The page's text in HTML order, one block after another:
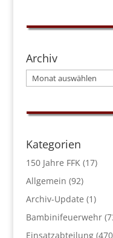
Archiv
Archiv
Kategorien
150 Jahre FFK(17)
Allgemein (92)
Archiv-Update (1)
Bambinifeuerwehr
Einsatzabteilung